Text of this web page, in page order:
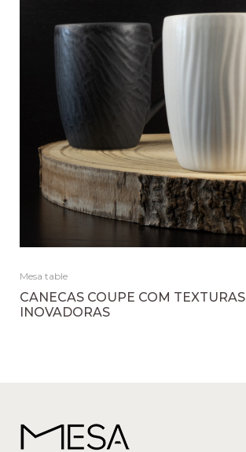
Mesa table
CANECAS COUPE COM TEXTURAS
INOVADORAS